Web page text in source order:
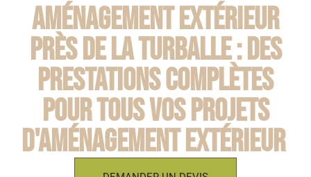
Aménagement extérieur
près de La Turballe : des
prestations complètes
pour tous vos projets
d'aménagement extérieur